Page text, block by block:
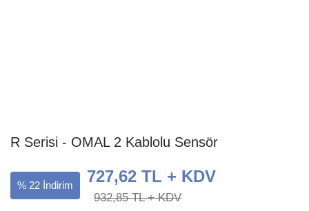
R Serisi - OMAL 2 Kablolu Sensör
% 22 İndirim 727,62 TL + KDV
932,85 TL + KDV